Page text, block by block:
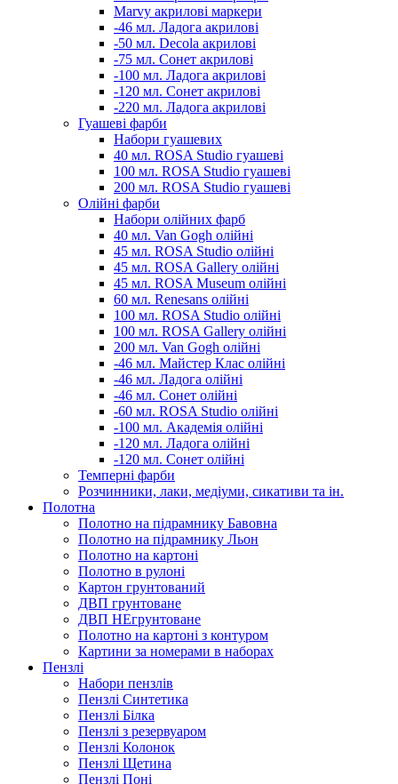
Marvy акрилові маркери
-46 мл. Ладога акрилові
-50 мл. Decola акрилові
-75 мл. Сонет акрилові
-100 мл. Ладога акрилові
-120 мл. Сонет акрилові
-220 мл. Ладога акрилові
Гуашеві фарби
Набори гуашевих
40 мл. ROSA Studio гуашеві
100 мл. ROSA Studio гуашеві
200 мл. ROSA Studio гуашеві
Олійні фарби
Набори олійних фарб
40 мл. Van Gogh олійні
45 мл. ROSA Studio олійні
45 мл. ROSA Gallery олійні
45 мл. ROSA Museum олійні
60 мл. Renesans олійні
100 мл. ROSA Studio олійні
100 мл. ROSA Gallery олійні
200 мл. Van Gogh олійні
-46 мл. Майстер Клас олійні
-46 мл. Ладога олійні
-46 мл. Сонет олійні
-60 мл. ROSA Studio олійні
-100 мл. Академія олійні
-120 мл. Ладога олійні
-120 мл. Сонет олійні
Темперні фарби
Розчинники, лаки, медіуми, сикативи та ін.
Полотна
Полотно на підрамнику Бавовна
Полотно на підрамнику Льон
Полотно на картоні
Полотно в рулоні
Картон грунтований
ДВП грунтоване
ДВП НЕгрунтоване
Полотно на картоні з контуром
Картини за номерами в наборах
Пензлі
Набори пензлів
Пензлі Синтетика
Пензлі Білка
Пензлі з резервуаром
Пензлі Колонок
Пензлі Щетина
Пензлі Поні